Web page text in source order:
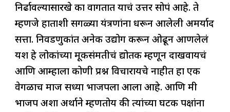
निर्ढावल्यासारखे का वागतात याचं उत्तर सोपं आहे. ते
म्हणजे हाताशी सगळ्या यंत्रणांना धरून आलेली अमर्याद
सत्ता. निवडणुकांत अनेक उद्योग करून ओढून आणलेलं
यश हे लोकांच्या मूकसंमतीचं द्योतक म्हणून दाखवायचं
आणि आम्हाला कोणी प्रश्न विचारायचे नाहीत हा एक
वेगळाच माज सध्या भाजपला आला आहे. आणि मी
भाजप अशा अर्थाने म्हणतोय की त्यांच्या घटक पक्षांना